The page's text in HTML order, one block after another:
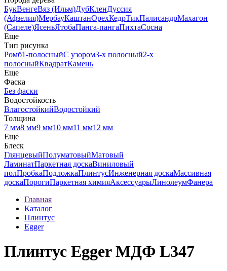
БукВенгеВяз (Ильм)ДубКленДуссия
(Афзелия)МербауКаштанОрехКедрТикПалисандрМахагон
(Сапеле)ЯсеньЯтобаПанга-пангаПихтаСосна
Еще
Тип рисунка
Ромб1-полосныйС узором3-х полосный2-х
полосныйКвадратКамень
Еще
Фаска
Без фаски
Водостойкость
ВлагостойкийВодостойкий
Толщина
7 мм8 мм9 мм10 мм11 мм12 мм
Еще
Блеск
ГлянцевыйПолуматовыйМатовый
ЛаминатПаркетная доскаВиниловый
полПробкаПодложкаПлинтусИнженерная доскаМассивная
доскаПорогиПаркетная химияАксессуарыЛинолеумФанера
Главная
Каталог
Плинтус
Egger
Плинтус Egger МДФ L347